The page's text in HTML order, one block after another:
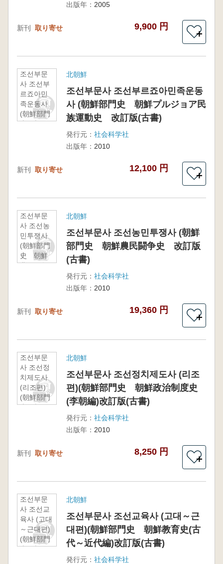
出版年： 2005
新刊 取り寄せ 9,900 円
＋
조선부문
사 조선부
르죠아민
족운동사
(朝鮮部門
史 朝鮮
北朝鮮
조선부문사 조선부르죠아민족운동
사 (朝鮮部門史 朝鮮プルジョア民
族運動史 改訂版(古書)
発行元： 社会科学社
出版年： 2010
新刊 取り寄せ 12,100 円
＋
조선부문
사 조선농
민투쟁사
(朝鮮部門
史 朝鮮
農民闘争
北朝鮮
조선부문사 조선농민투쟁사 (朝鮮
部門史 朝鮮農民闘争史 改訂版
(古書)
発行元： 社会科学社
出版年： 2010
新刊 取り寄せ 19,360 円
＋
조선부문
사 조선정
치제도사
(리조편)
(朝鮮部門
史 朝鮮
北朝鮮
조선부문사 조선정치제도사 (리조
편)(朝鮮部門史 朝鮮政治制度史
(李朝編)改訂版(古書)
発行元： 社会科学社
出版年： 2010
新刊 取り寄せ 8,250 円
＋
조선부문
사 조선교
육사 (고대
～근대편)
(朝鮮部門
史 朝鮮
北朝鮮
조선부문사 조선교육사 (고대～근
대편)(朝鮮部門史 朝鮮教育史(古
代～近代編)改訂版(古書)
発行元： 社会科学社